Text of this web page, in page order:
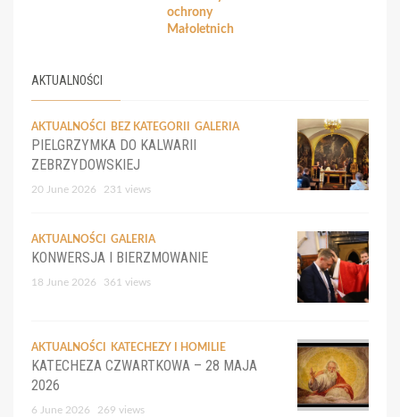
ochrony
Małoletnich
AKTUALNOŚCI
AKTUALNOŚCI BEZ KATEGORII GALERIA
PIELGRZYMKA DO KALWARII
ZEBRZYDOWSKIEJ
20 June 2026 231 views
AKTUALNOŚCI GALERIA
KONWERSJA I BIERZMOWANIE
18 June 2026 361 views
AKTUALNOŚCI KATECHEZY I HOMILIE
KATECHEZA CZWARTKOWA – 28 MAJA
2026
6 June 2026 269 views